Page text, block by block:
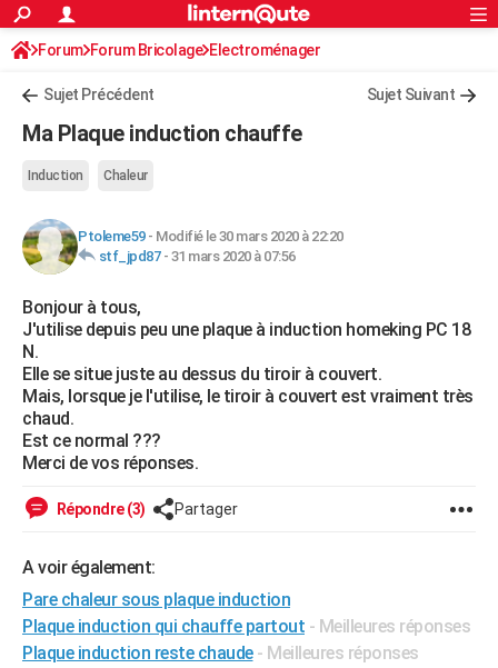
ACTUALITÉS
Politique
Société
Faits Divers
Education
Monde
Villes
+
Essais
Réserver un essai
Citadines
Berlines
SUV
Forum auto
+HIGH-TECH
BRICOLAGE
Forum
Aménagement intérieur
Extérieur
Cuisine
Salle de bains
Jardinage
Rangement
WEEK-END
Guides de France
Escapades
Patrimoine
Expositions
Musées
Week-end nature
+LIFESTYLE
Art de vivre
Bien-être
Loisirs
Mode
Modes de vie
SANTE
Alimentation
Guide de la santé
Maladies
Médicaments
Sommeil
Destinations
City break
Voyage nature
Voyage de noces
Forum
Climat
GUIDES D'ACHAT
CARTE DE VOEUX
S'inscrire
Connexion
Forum Forum Bricolage Electroménager
Sujet Précédent Sujet Suivant
Ma Plaque induction chauffe
Induction Chaleur
Ptoleme59- Modifié le 30 mars 2020 à 22:20
stf_jpd87- 31 mars 2020 à 07:56
Bonjour à tous,
J'utilise depuis peu une plaque à induction homeking PC 18
N.
Elle se situe juste au dessus du tiroir à couvert.
Mais, lorsque je l'utilise, le tiroir à couvert est vraiment très
chaud.
Est ce normal ???
Merci de vos réponses.
Répondre (3) Partager
A voir également:
Pare chaleur sous plaque induction
Plaque induction qui chauffe partout - Meilleures réponses
Plaque induction reste chaude - Meilleures réponses